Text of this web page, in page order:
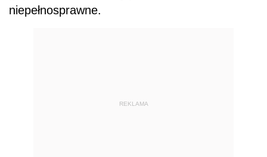
niepełnosprawne.
REKLAMA